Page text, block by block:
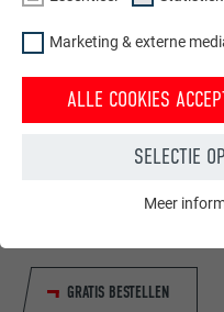
Gratis brochures bestellen
Daken, gevels,
aluminium ziet uw huis er
GRATIS BESTELLEN
Marketing & externe
ALLE COOKIES
SELECTIE
Meer